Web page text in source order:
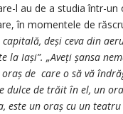
l au de a studia într-un
în momentele de
capitală, deși ceva din
la Iași”. „Aveți șansa
de care o să vă
dulce de trăit în el, un
este un oraș cu un